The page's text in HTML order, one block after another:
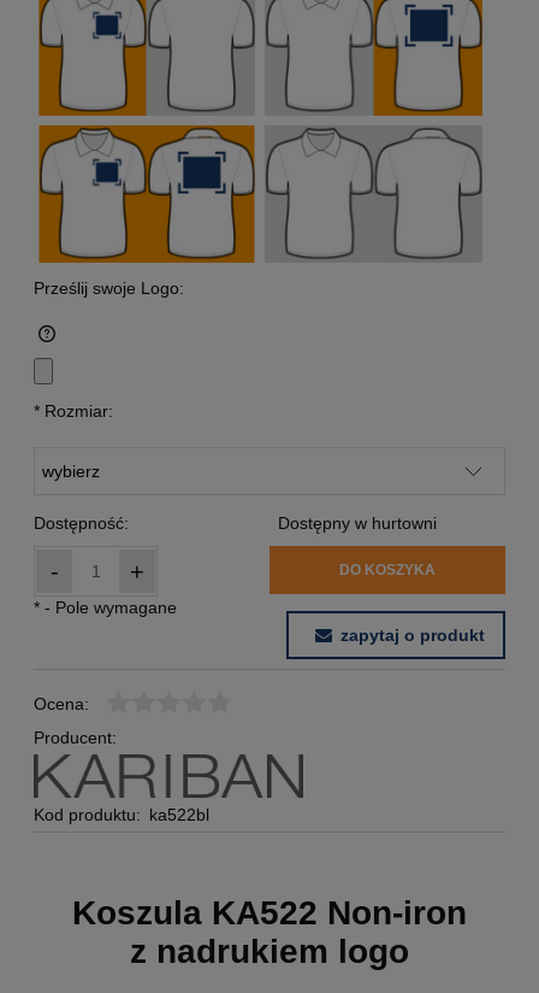
Prześlij swoje Logo:
* Rozmiar:
Dostępność: Dostępny w hurtowni
- + DO KOSZYKA
* - Pole wymagane
zapytaj o produkt
Ocena:
Producent:
Kod produktu: ka522bl
Koszula KA522 Non-iron
z nadrukiem logo